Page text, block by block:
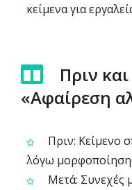
κείμενα για
Πριν
«Αφαίρεση
Πριν: Κείμενο
λόγω
Μετά: Συνεχές